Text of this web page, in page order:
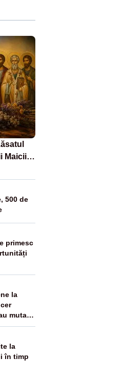
Maicii
500 de
primesc
la
mutat
la
în timp